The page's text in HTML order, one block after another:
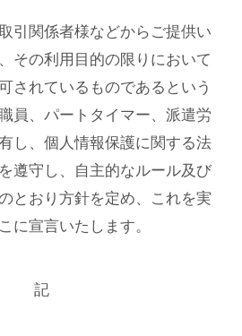
引関係者様などからご提供い
その利用目的の限りにおいて
されているものであるという
員、パートタイマー、派遣労
し、個人情報保護に関する法
遵守し、自主的なルール及び
とおり方針を定め、これを実
に宣言いたします。
記